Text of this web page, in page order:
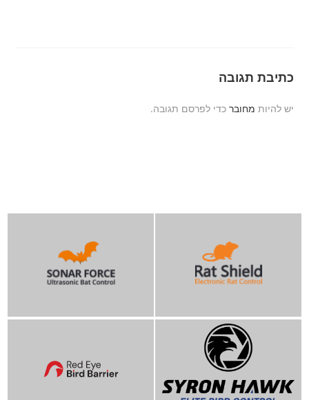
כתיבת תגובה
יש להיות מחובר כדי לפרסם תגובה.